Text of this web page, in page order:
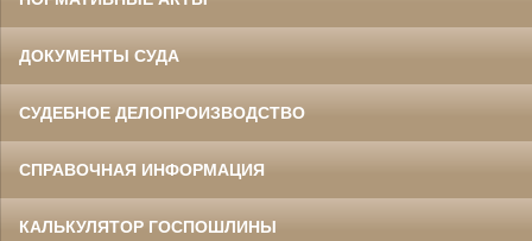
ДОКУМЕНТЫ СУДА
СУДЕБНОЕ ДЕЛОПРОИЗВОДСТВО
СПРАВОЧНАЯ ИНФОРМАЦИЯ
КАЛЬКУЛЯТОР ГОСПОШЛИНЫ